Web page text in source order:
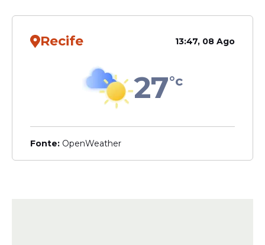
Recife 13:47, 08 Ago
27°c
Fonte: OpenWeather